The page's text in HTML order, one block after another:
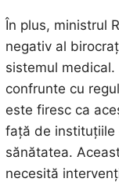
În plus, ministrul
negativ al
sistemul
confrunte cu
este firesc ca
față de instituțiile
sănătatea.
necesită